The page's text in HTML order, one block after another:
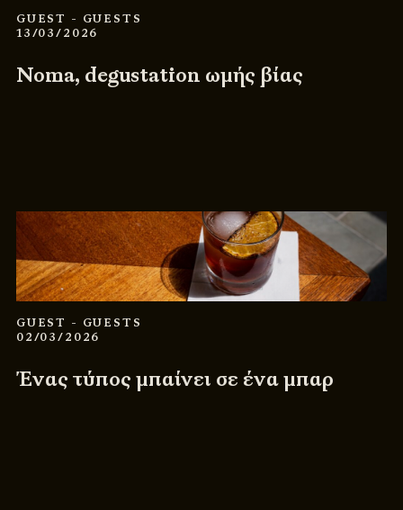
GUEST - GUESTS
13/03/2026
Noma, degustation ωμής βίας
GUEST - GUESTS
02/03/2026
Ένας τύπος μπαίνει σε ένα μπαρ